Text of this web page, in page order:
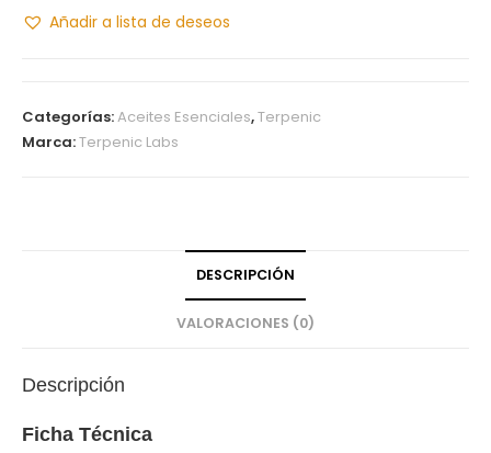
n
r
Añadir a lista de deseos
Categorías:Aceites Esenciales,Terpenic
Marca:Terpenic Labs
DESCRIPCIÓN
VALORACIONES (0)
Descripción
Ficha Técnica